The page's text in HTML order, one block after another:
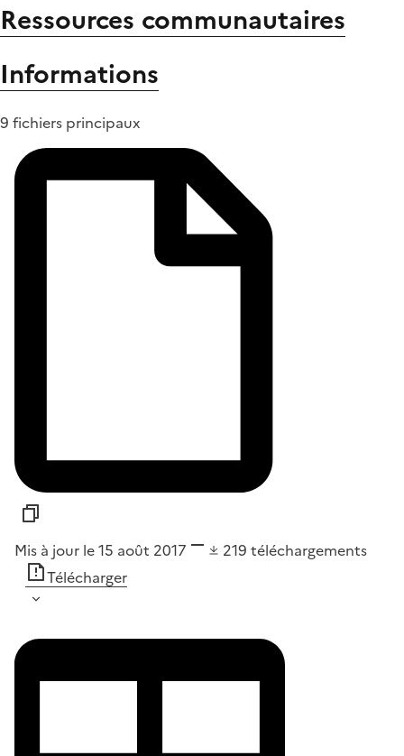
Ressources communautaires
Informations
9 fichiers principaux
Mis à jour le 15 août 2017 219 téléchargements
Télécharger